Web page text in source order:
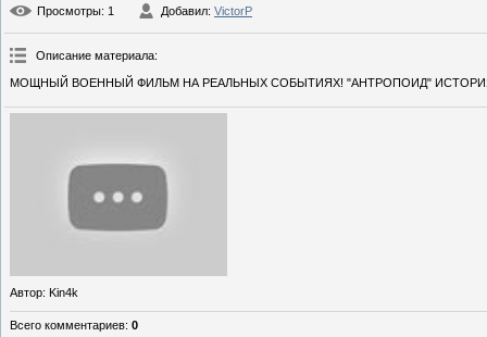
Просмотры: 1 Добавил: VictorP
Описание материала:
МОЩНЫЙ ВОЕННЫЙ ФИЛЬМ НА РЕАЛЬНЫХ СОБЫТИЯХ! "АНТРОПОИД"
Автор: Kin4k
Всего комментариев: 0